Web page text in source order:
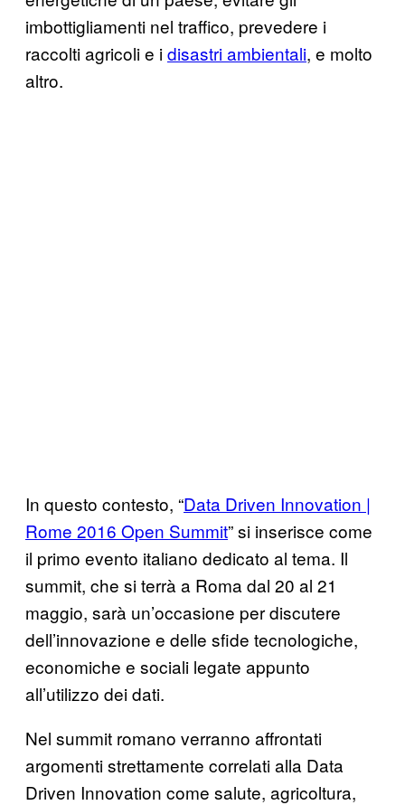
imbottigliamenti nel traffico, prevedere i
raccolti agricoli e idisastri ambientali, e molto
altro.
In questo contesto, “Data Driven Innovation |
Rome 2016 Open Summit” si inserisce come
il primo evento italiano dedicato al tema. Il
summit, che si terrà a Roma dal 20 al 21
maggio, sarà un’occasione per discutere
dell’innovazione e delle sfide tecnologiche,
economiche e sociali legate appunto
all’utilizzo dei dati.
Nel summit romano verranno affrontati
argomenti strettamente correlati alla Data
Driven Innovation come salute, agricoltura,